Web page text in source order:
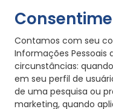
Contamos com seu
Informações Pessoais
circunstâncias:
em seu perfil de
de uma pesquisa ou
marketing, quando